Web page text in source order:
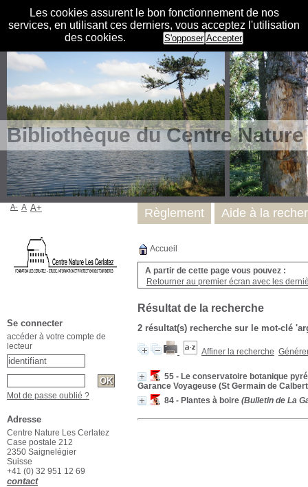
Les cookies assurent le bon fonctionnement de nos
services, en utilisant ces derniers, vous acceptez l'utilisation
des cookies.
S'opposer Accepter
Bibliothèque du Centre
Accueil
A partir de cette page vous pouvez :
Retourner au premier écran avec les
Résultat de la recherche
2 résultat(s) recherche sur le mot-clé
Affiner la recherche
55 - Le conservatoire botanique
Garance Voyageuse (St Germain de
84 - Plantes à boire (Bulletin de La
Règlement Aide à la
A- A A+
Se connecter
accéder à votre compte de
lecteur
Mot de passe oublié ?
Adresse
Centre Nature Les Cerlatez
Case postale 212
2350 Saignelégier
Suisse
+41 (0) 32 951 12 69
contact